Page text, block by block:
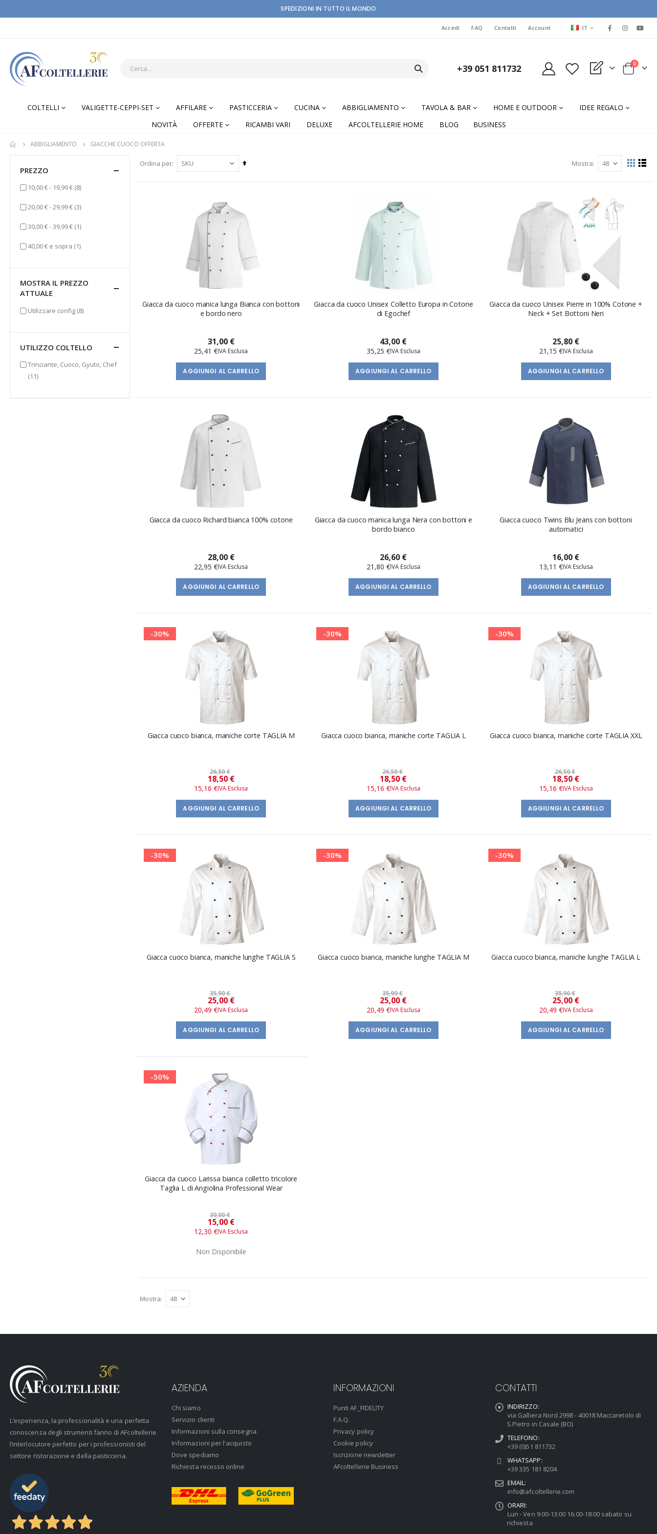
SPEDIZIONI IN TUTTO IL MONDO
Accedi FAQ Contatti Account LINGUA
IT
+39 051 811732 My Quote Cart
0elementi
COLTELLI VALIGETTE-CEPPI-SET AFFILARE PASTICCERIA CUCINA ABBIGLIAMENTO TAVOLA & BAR HOME E OUTDOOR
IDEE REGALO
NOVITÀ
OFFERTE RICAMBI VARI DELUXE AFCOLTELLERIE HOME BLOG BUSINESS
ABBIGLIAMENTO GIACCHE CUOCO OFFERTA
Ordina per
Imposta
Mostra
Mostra
come
Giacca da cuoco manica lunga Bianca con bottoni
e bordo nero
31,00 €
25,41 €
AGGIUNGI AL CARRELLO
Giacca da cuoco Unisex Colletto Europa in Cotone
di Egochef
43,00 €
35,25 €
AGGIUNGI AL CARRELLO
Giacca da cuoco Unisex Pierre in 100% Cotone +
Neck + Set Bottoni Neri
25,80 €
21,15 €
AGGIUNGI AL CARRELLO
Giacca da cuoco Richard bianca 100% cotone
28,00 €
22,95 €
AGGIUNGI AL CARRELLO
Giacca da cuoco manica lunga Nera con bottoni e
bordo bianco
26,60 €
21,80 €
AGGIUNGI AL CARRELLO
Giacca cuoco Twins Blu Jeans con bottoni
automatici
16,00 €
13,11 €
AGGIUNGI AL CARRELLO
-30%
Giacca cuoco bianca, maniche corte TAGLIA M
26,50 €
Prezzo
speciale
18,50 €
15,16 €
AGGIUNGI AL CARRELLO
-30%
Giacca cuoco bianca, maniche corte TAGLIA L
26,50 €
Prezzo
speciale
18,50 €
15,16 €
AGGIUNGI AL CARRELLO
-30%
Giacca cuoco bianca, maniche corte TAGLIA XXL
26,50 €
Prezzo
speciale
18,50 €
15,16 €
AGGIUNGI AL CARRELLO
-30%
Giacca cuoco bianca, maniche lunghe TAGLIA S
35,90 €
Prezzo
speciale
25,00 €
20,49 €
AGGIUNGI AL CARRELLO
-30%
Giacca cuoco bianca, maniche lunghe TAGLIA M
35,90 €
Prezzo
speciale
25,00 €
20,49 €
AGGIUNGI AL CARRELLO
-30%
Giacca cuoco bianca, maniche lunghe TAGLIA L
35,90 €
Prezzo
speciale
25,00 €
20,49 €
AGGIUNGI AL CARRELLO
-50%
Giacca da cuoco Larissa bianca colletto tricolore
Taglia L di Angiolina Professional Wear
30,00 €
Prezzo
speciale
15,00 €
12,30 €
Non Disponibile
Mostra
PREZZO
10,00 €- 19,99 € (8)elementi
20,00 €-29,99 € (3)elementi
30,00 €-39,99 € (1)elemento
40,00 € e sopra (1)elemento
MOSTRA IL PREZZO
ATTUALE
Utilizzare config (8)elementi
UTILIZZO COLTELLO
Trinciante, Cuoco, Gyuto, Chef
(11)elementi
L’esperienza, la professionalità e una perfetta
conoscenza degli strumenti fanno di AFcoltellerie
l’interlocutore perfetto per i professionisti del
settore ristorazione e della pasticceria.
AZIENDA
Chi siamo
Servizio clienti
Informazioni sulla consegna
Informazioni per l'acquisto
Dove spediamo
Richiesta recesso online
INFORMAZIONI
Punti AF_FIDELITY
F.A.Q.
Privacy policy
Cookie policy
Iscrizione newsletter
AFcoltellerie Business
CONTATTI
INDIRIZZO:
via Galliera Nord 2998 - 40018 Maccaretolo di
S.Pietro in Casale (BO)
TELEFONO:
+39 (0)51 811732
WHATSAPP:
+39 335 181 8204
EMAIL:
info@afcoltellerie.com
ORARI:
Lun - Ven 9:00-13:00 16:00-18:00 sabato su
richiesta